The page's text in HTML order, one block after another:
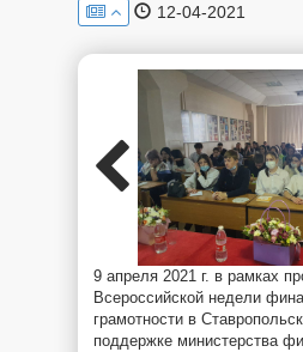
12-04-2021
9 апреля 2021 г. в рамках
Всероссийской недели
грамотности в
поддержке министерства